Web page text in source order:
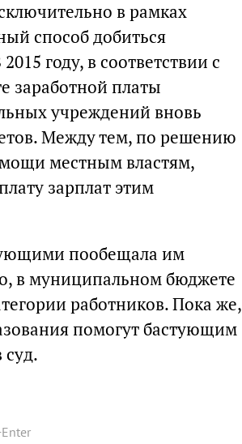
в рамках
способ добиться
году, в соответствии с
заработной платы
учреждений вновь
Между тем, по решению
местным властям,
зарплат этим
пообещала им
в муниципальном бюджете
работников. Пока же,
помогут бастующим
суд.
Enter